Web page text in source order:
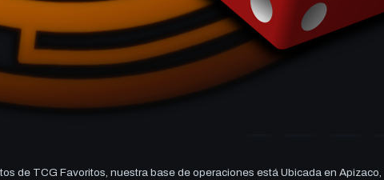
de TCG Favoritos, nuestra base de operaciones está Ubicada en